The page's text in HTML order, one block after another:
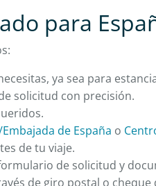
para
ya sea para
solicitud con precisión.
de España o
de tu viaje.
de solicitud y
de giro postal o cheque